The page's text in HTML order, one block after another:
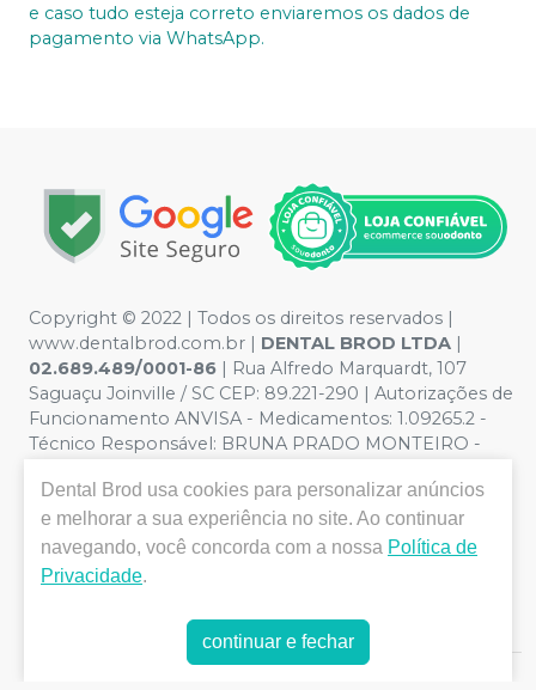
e caso tudo esteja correto enviaremos os dados de
pagamento via WhatsApp.
Copyright © 2022 | Todos os direitos reservados |
www.dentalbrod.com.br | DENTAL BROD LTDA |
02.689.489/0001-86 | Rua Alfredo Marquardt, 107
Saguaçu Joinville / SC CEP: 89.221-290 | Autorizações de
Funcionamento ANVISA - Medicamentos: 1.09265.2 -
Técnico Responsável: BRUNA PRADO MONTEIRO -
Fotos meramente ilustrativas - Os preços e condições
da loja virtual estão sujeitos a alterações. Em caso de
divergência de preços no site, o valor válido é o do
Carrinho de Compra. Não vendemos por atacado, por
de grandes volumes pelo site.
Dental Brod usa cookies para personalizar anúncios
e melhorar a sua experiência no site. Ao continuar
navegando, você concorda com a nossa Política de
Privacidade.
continuar e fechar